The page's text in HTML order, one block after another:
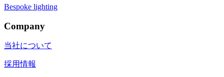
Bespoke lighting
Company
当社について
採用情報